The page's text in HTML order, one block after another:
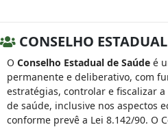
CONSELHO
O Conselho Estadual de Saúde é
permanente e deliberativo, com
estratégias, controlar e fiscalizar
de saúde, inclusive nos aspectos
conforme prevê a Lei 8.142/90. O